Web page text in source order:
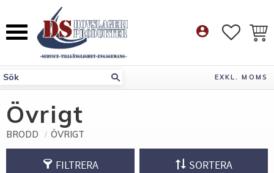
Meny account_circle
EXKL. MOMS
Övrigt
BRODD ÖVRIGT
FILTRERA SORTERA